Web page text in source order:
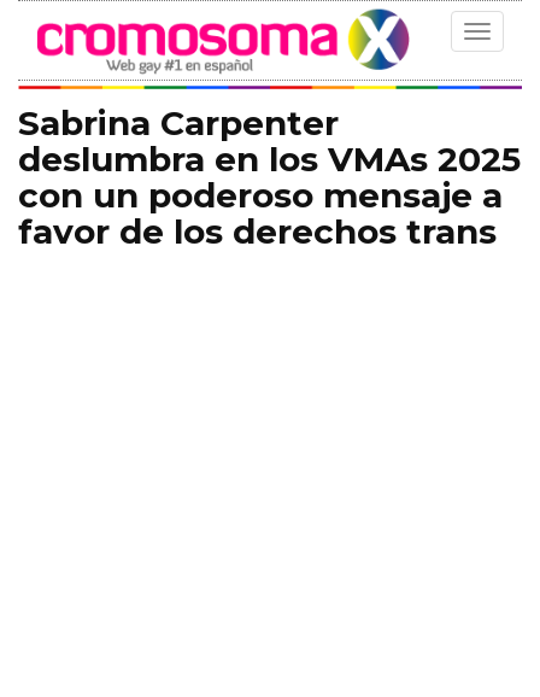
Toggle
Sabrina Carpenter
deslumbra en los VMAs 2025
con un poderoso mensaje a
favor de los derechos trans